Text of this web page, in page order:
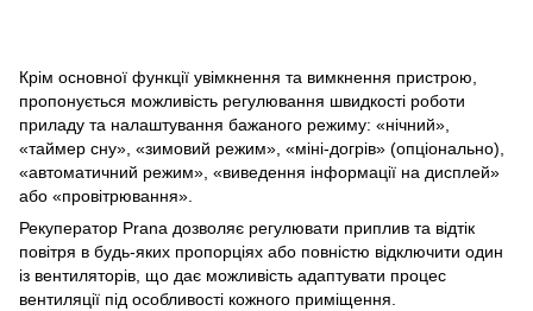
Крім основної функції увімкнення та вимкнення пристрою,
пропонується можливість регулювання швидкості роботи
приладу та налаштування бажаного режиму: «нічний»,
«таймер сну», «зимовий режим», «міні-догрів» (опціонально),
«автоматичний режим», «виведення інформації на дисплей»
або «провітрювання».
Рекуператор Prana дозволяє регулювати приплив та відтік
повітря в будь-яких пропорціях або повністю відключити один
із вентиляторів, що дає можливість адаптувати процес
вентиляції під особливості кожного приміщення.